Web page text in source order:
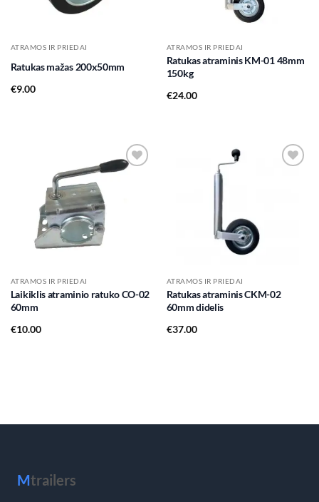
ATRAMOS IR PRIEDAI
Ratukas mažas 200x50mm
€9.00
ATRAMOS IR PRIEDAI
Ratukas atraminis KM-01 48mm
150kg
€24.00
ATRAMOS IR PRIEDAI
Laikiklis atraminio ratuko CO-02
60mm
€10.00
ATRAMOS IR PRIEDAI
Ratukas atraminis CKM-02
60mm didelis
€37.00
Mtrailers